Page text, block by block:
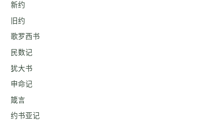
新约
旧约
歌罗西书
民数记
犹大书
申命记
箴言
约书亚记